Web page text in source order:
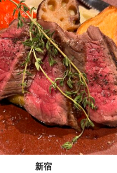
新宿